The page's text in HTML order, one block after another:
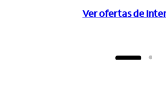
Ver ofertas de